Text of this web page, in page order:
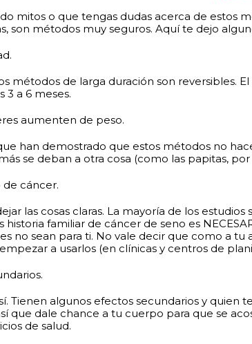
mitos o que tengas dudas acerca de estos
son métodos muy seguros. Aquí te dejo
métodos de larga duración son reversibles.
3 a 6 meses.
aumenten de peso.
han demostrado que estos métodos no
se deban a otra cosa (como las papitas,
cáncer.
las cosas claras. La mayoría de los
historia familiar de cáncer de seno es
no sean para ti. No vale decir que como a tu
a usarlos (en clínicas y centros de
Tienen algunos efectos secundarios y quien
que dale chance a tu cuerpo para que se
de salud.